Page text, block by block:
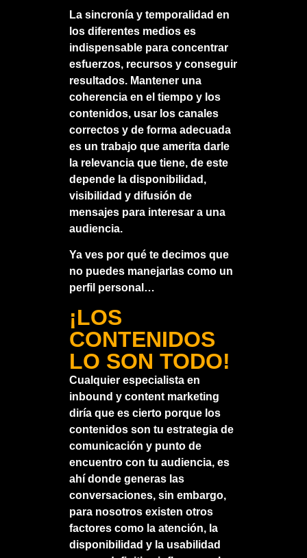
La sincronía y temporalidad en
los diferentes medios es
indispensable para concentrar
esfuerzos, recursos y conseguir
resultados. Mantener una
coherencia en el tiempo y los
contenidos, usar los canales
correctos y de forma adecuada
es un trabajo que amerita darle
la relevancia que tiene, de este
depende la disponibilidad,
visibilidad y difusión de
mensajes para interesar a una
audiencia.
Ya ves por qué te decimos que
no puedes manejarlas como un
perfil personal…
¡LOS
CONTENIDOS
LO SON TODO!
Cualquier especialista en
inbound y content marketing
diría que es cierto porque los
contenidos son tu estrategia de
comunicación y punto de
encuentro con tu audiencia, es
ahí donde generas las
conversaciones, sin embargo,
para nosotros existen otros
factores como la atención, la
disponibilidad y la usabilidad